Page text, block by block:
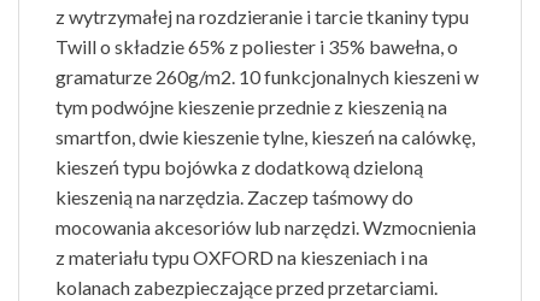
z wytrzymałej na rozdzieranie i tarcie tkaniny typu
Twill o składzie 65% z poliester i 35% bawełna, o
gramaturze 260g/m2. 10 funkcjonalnych kieszeni w
tym podwójne kieszenie przednie z kieszenią na
smartfon, dwie kieszenie tylne, kieszeń na calówkę,
kieszeń typu bojówka z dodatkową dzieloną
kieszenią na narzędzia. Zaczep taśmowy do
mocowania akcesoriów lub narzędzi. Wzmocnienia
z materiału typu OXFORD na kieszeniach i na
kolanach zabezpieczające przed przetarciami.